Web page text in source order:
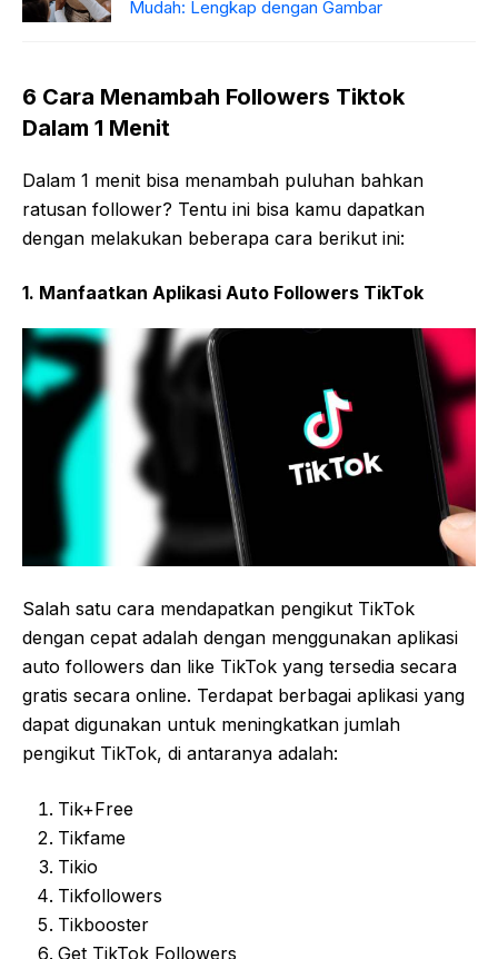
Mudah: Lengkap dengan Gambar
6 Cara Menambah Followers Tiktok
Dalam 1 Menit
Dalam 1 menit bisa menambah puluhan bahkan
ratusan follower? Tentu ini bisa kamu dapatkan
dengan melakukan beberapa cara berikut ini:
1. Manfaatkan Aplikasi Auto Followers TikTok
Salah satu cara mendapatkan pengikut TikTok
dengan cepat adalah dengan menggunakan aplikasi
auto followers dan like TikTok yang tersedia secara
gratis secara online. Terdapat berbagai aplikasi yang
dapat digunakan untuk meningkatkan jumlah
pengikut TikTok, di antaranya adalah:
Tik+Free
Tikfame
Tikio
Tikfollowers
Tikbooster
Get TikTok Followers